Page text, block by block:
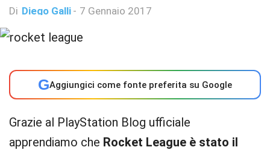
Di Diego Galli - 7 Gennaio 2017
GAggiungici come fonte preferita su Google
Grazie al PlayStation Blog ufficiale
apprendiamo che Rocket League è stato il